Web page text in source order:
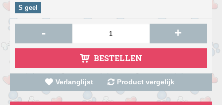
S geel
- +
BESTELLEN
Verlanglijst Product vergelijk